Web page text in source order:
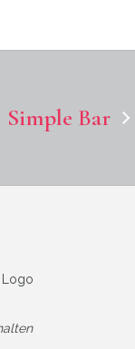
Simple Bar